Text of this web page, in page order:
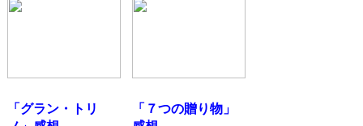
「グラン・トリ
「７つの贈り物」